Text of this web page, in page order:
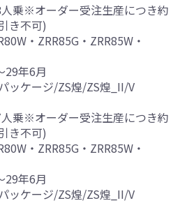
乗※オーダー受注生産につき約
き不可)
・ZRR85G・ZRR85W・
29年6月
ッケージ/ZS煌/ZS煌_II/V
乗※オーダー受注生産につき約
き不可)
・ZRR85G・ZRR85W・
29年6月
ッケージ/ZS煌/ZS煌_II/V